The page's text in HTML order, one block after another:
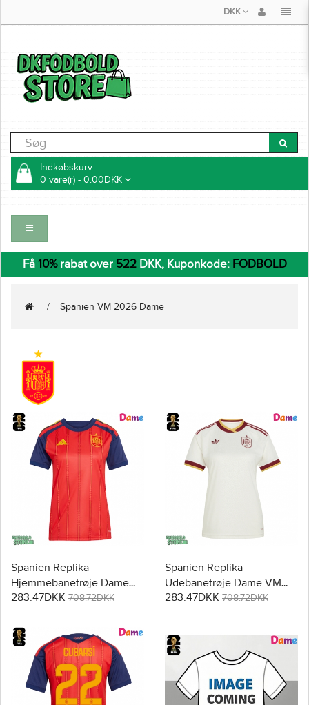
DKK
Indkøbskurv
0 vare(r) - 0.00DKK
Få 10%rabat over 522DKK, Kuponkode: FODBOLD
Spanien VM 2026 Dame
Spanien Replika
Hjemmebanetrøje Dame
VM 2026 Kortærmet
283.47DKK 708.72DKK
Spanien Replika
Udebanetrøje Dame VM
2026 Kortærmet
283.47DKK 708.72DKK